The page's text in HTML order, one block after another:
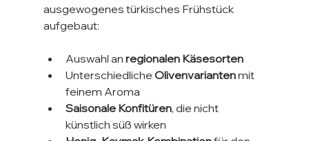
ausgewogenes türkisches Frühstück
aufgebaut:
Auswahl an regionalen Käsesorten
Unterschiedliche Olivenvarianten mit
feinem Aroma
Saisonale Konfitüren, die nicht
künstlich süß wirken